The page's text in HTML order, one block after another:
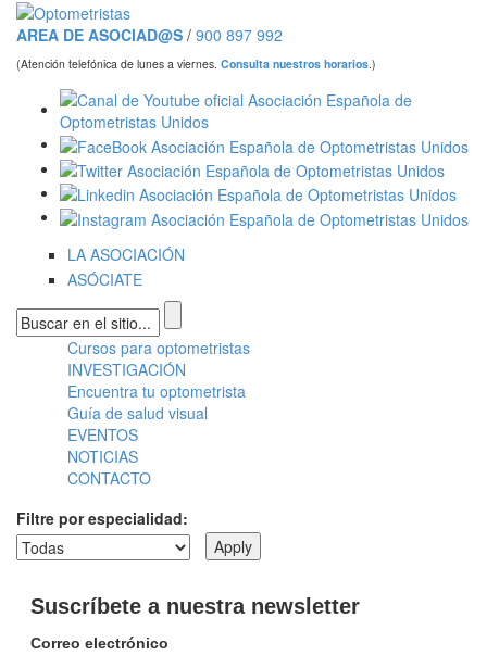
Pasar al contenido principal
AREA DE ASOCIAD@S / 900 897 992
(Atención telefónica de lunes a viernes. Consulta nuestros horarios.)
LA ASOCIACIÓN
ASÓCIATE
Formulario de búsqueda
Menú principal
Cursos para optometristas
INVESTIGACIÓN
Encuentra tu optometrista
Guía de salud visual
EVENTOS
NOTICIAS
CONTACTO
Filtre por especialidad:
Suscríbete a nuestra newsletter
Correo electrónico